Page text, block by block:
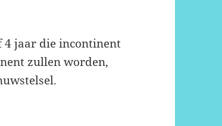
jaar die incontinent
zullen worden,